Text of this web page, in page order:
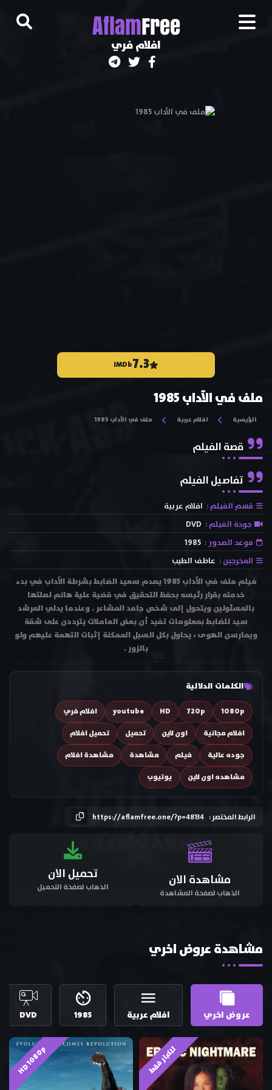
AflamFree
افلام فري
7.3
IMDb
ملف في الآداب 1985
الرئيسية افلام عربية ملف في الآداب 1985
قصة الفيلم
تفاصيل الفيلم
قسم الفيلم : افلام عربية
جودة الفيلم : DVD
موعد الصدور : 1985
المخرجين : عاطف الطيب
فيلم ملف في الآداب 1985 يصدم سعيد الضابط بشرطة الآداب في بدء
خدمته بقرار رئيسه بحفظ التحقيق في قضية علية هانم لصلتها
بالمسئولين ويتحول إلى شخص جامد المشاعر . وعندما يدلي المرشد
سيد للضابط بمعلومات تفيد أن بعض العاملات يترددن على شقة
ويمارسن الهوى ، يحاول بكل السبل الممكنة إثبات التهمة عليهم ولو
بالزور .
الكلمات الدلالية
1080p
720p
HD
youtube
افلام فري
افلام مجانية
اون لاين تحميل
تحميل افلام
جوده عالية
فيلم مشاهدة
مشاهدة افلام
مشاهده اون لاين
يوتيوب
الرابط المختصر : https://aflamfree.one/?p=48134
مشاهدة الان
الذهاب لصفحة المشاهدة
تحميل الان
الذهاب لصفحة التحميل
مشاهدة عروض اخري
عروض اخري افلام عربية 1985
DVD
للكبار فقط HD 1080p